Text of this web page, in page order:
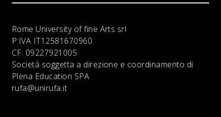
Rome University of fine Arts srl
P:IVA IT12581670960
CF: 09227921005
Società soggetta a direzione e coordinamento di
Plena Education SPA
rufa@unirufa.it